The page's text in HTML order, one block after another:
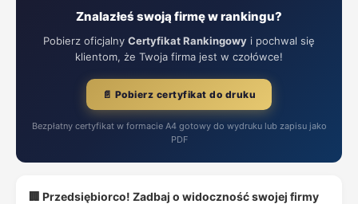
Znalazłeś swoją firmę w rankingu?
Pobierz oficjalny Certyfikat Rankingowy i pochwal się
klientom, że Twoja firma jest w czołówce!
📄 Pobierz certyfikat do druku
Bezpłatny certyfikat w formacie A4 gotowy do wydruku lub zapisu jako
PDF
🏢 Przedsiębiorco! Zadbaj o widoczność swojej firmy